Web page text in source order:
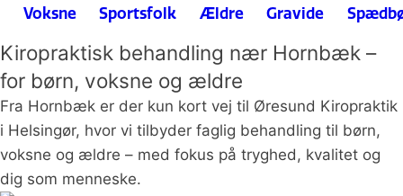
Voksne Sportsfolk Ældre Gravide
Kiropraktisk behandling nær Hornbæk –
for børn, voksne og ældre
Fra Hornbæk er der kun kort vej til Øresund Kiropraktik
i Helsingør, hvor vi tilbyder faglig behandling til børn,
voksne og ældre – med fokus på tryghed, kvalitet og
dig som menneske.